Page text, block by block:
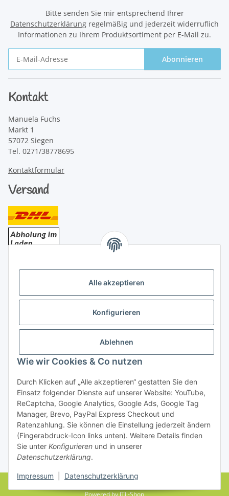
Alle akzeptieren
Konfigurieren
Ablehnen
Wie wir Cookies & Co nutzen
Durch Klicken auf „Alle akzeptieren“ gestatten Sie den
Einsatz folgender Dienste auf unserer Website: YouTube,
ReCaptcha, Google Analytics, Google Ads, Google Tag
Manager, Brevo, PayPal Express Checkout und
Ratenzahlung. Sie können die Einstellung jederzeit ändern
(Fingerabdruck-Icon links unten). Weitere Details finden
Sie unter Konfigurieren und in unserer
Datenschutzerklärung.
Impressum Datenschutzerklärung
Bitte senden Sie mir entsprechend Ihrer
Datenschutzerklärung regelmäßig und jederzeit widerruflich
Informationen zu Ihrem Produktsortiment per E-Mail zu.
Abonnieren
Kontakt
Manuela Fuchs
Markt 1
57072 Siegen
Tel. 0271/38778695
Kontaktformular
Versand
Rechtliches
Vertrag widerrufen
* Alle Preise inkl. gesetzlicher USt., zzgl.
Powered byJTL-Shop